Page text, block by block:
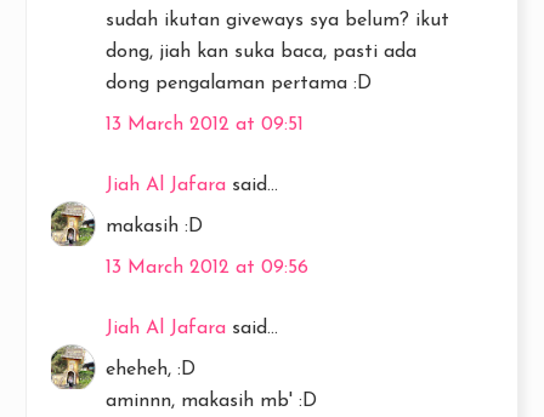
sudah ikutan giveways sya belum? ikut
dong, jiah kan suka baca, pasti ada
dong pengalaman pertama :D
13 March 2012 at 09:51
Jiah Al Jafara said...
makasih :D
13 March 2012 at 09:56
Jiah Al Jafara said...
eheheh, :D
aminnn, makasih mb' :D